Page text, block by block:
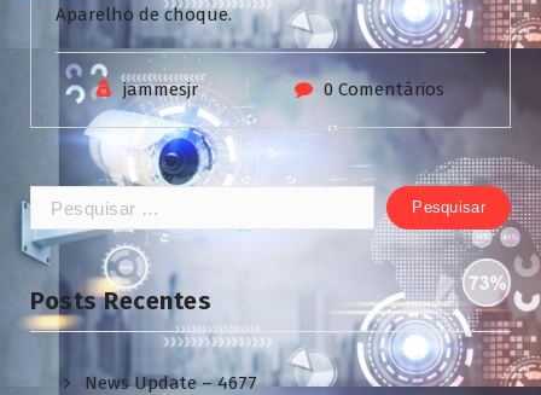
Aparelho de choque.
jammesjr 0 Comentários
Pesquisar
por:
Posts Recentes
News Update – 4677